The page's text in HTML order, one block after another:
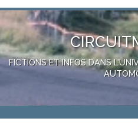
FICTIONS ET INFOS DANS